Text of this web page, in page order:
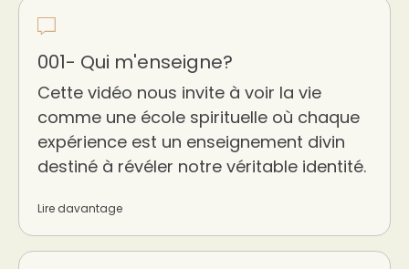
001- Qui m'enseigne?
Cette vidéo nous invite à voir la vie
comme une école spirituelle où chaque
expérience est un enseignement divin
destiné à révéler notre véritable identité.
Lire davantage